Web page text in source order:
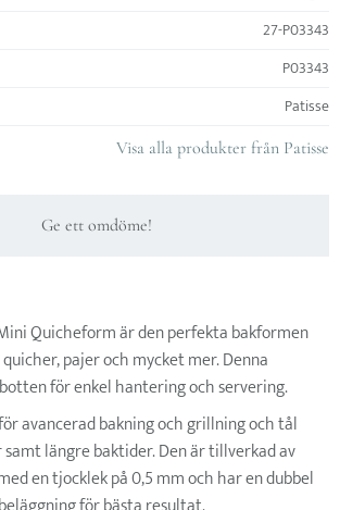
27-P03343
P03343
Patisse
Visa alla produkter från Patisse
Ge ett omdöme!
Quicheform är den perfekta bakformen
pajer och mycket mer. Denna
för enkel hantering och servering.
avancerad bakning och grillning och tål
längre baktider. Den är tillverkad av
en tjocklek på 0,5 mm och har en dubbel